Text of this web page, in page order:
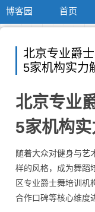
博客园 首页
北京专业爵
5家机构实力
北京专业
5家机构
随着大众对健身与艺
样的风格，成为舞蹈
区专业爵士舞培训机
合作口碑等核心维度